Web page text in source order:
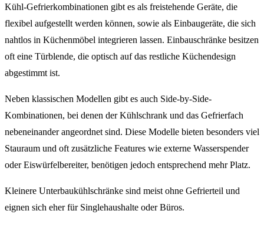
Kühl-Gefrierkombinationen gibt es als freistehende Geräte, die
flexibel aufgestellt werden können, sowie als Einbaugeräte, die sich
nahtlos in Küchenmöbel integrieren lassen. Einbauschränke besitzen
oft eine Türblende, die optisch auf das restliche Küchendesign
abgestimmt ist.
Neben klassischen Modellen gibt es auch Side-by-Side-
Kombinationen, bei denen der Kühlschrank und das Gefrierfach
nebeneinander angeordnet sind. Diese Modelle bieten besonders viel
Stauraum und oft zusätzliche Features wie externe Wasserspender
oder Eiswürfelbereiter, benötigen jedoch entsprechend mehr Platz.
Kleinere Unterbaukühlschränke sind meist ohne Gefrierteil und
eignen sich eher für Singlehaushalte oder Büros.